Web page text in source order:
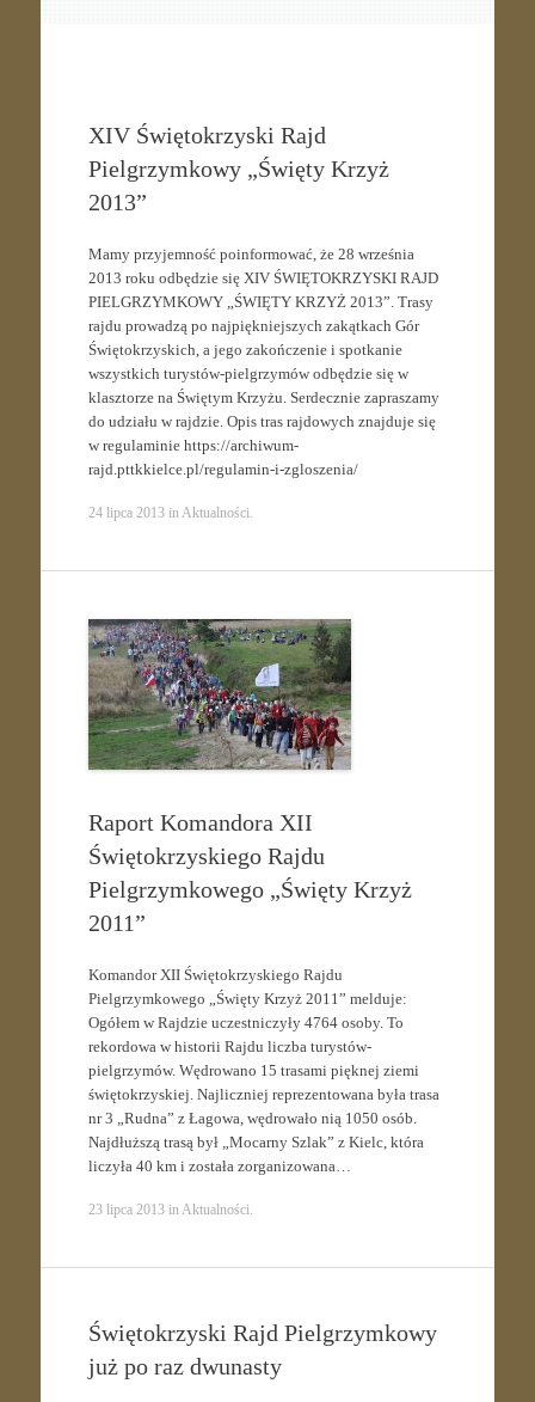
XIV Świętokrzyski Rajd
Pielgrzymkowy „Święty Krzyż
2013”
Mamy przyjemność poinformować, że 28 września
2013 roku odbędzie się XIV ŚWIĘTOKRZYSKI RAJD
PIELGRZYMKOWY „ŚWIĘTY KRZYŻ 2013”. Trasy
rajdu prowadzą po najpiękniejszych zakątkach Gór
Świętokrzyskich, a jego zakończenie i spotkanie
wszystkich turystów-pielgrzymów odbędzie się w
klasztorze na Świętym Krzyżu. Serdecznie zapraszamy
do udziału w rajdzie. Opis tras rajdowych znajduje się
w regulaminie https://archiwum-
rajd.pttkkielce.pl/regulamin-i-zgloszenia/
24 lipca 2013inAktualności.
Raport Komandora XII
Świętokrzyskiego Rajdu
Pielgrzymkowego „Święty Krzyż
2011”
Komandor XII Świętokrzyskiego Rajdu
Pielgrzymkowego „Święty Krzyż 2011” melduje:
Ogółem w Rajdzie uczestniczyły 4764 osoby. To
rekordowa w historii Rajdu liczba turystów-
pielgrzymów. Wędrowano 15 trasami pięknej ziemi
świętokrzyskiej. Najliczniej reprezentowana była trasa
nr 3 „Rudna” z Łagowa, wędrowało nią 1050 osób.
Najdłuższą trasą był „Mocarny Szlak” z Kielc, która
liczyła 40 km i została zorganizowana…
23 lipca 2013inAktualności.
Świętokrzyski Rajd Pielgrzymkowy
już po raz dwunasty